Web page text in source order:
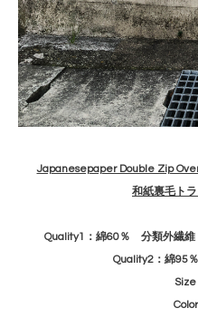
Japanesepaper Double Zip
和紙裏毛ト
Quality1：綿60％ 分類外繊
Quality2：綿95